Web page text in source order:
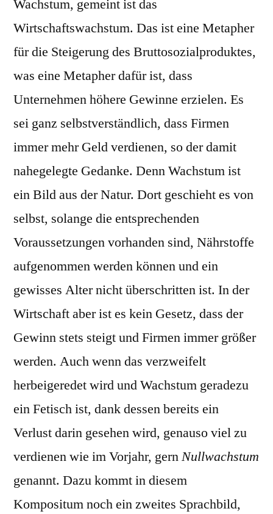
Wachstum, gemeint ist das
Wirtschaftswachstum. Das ist eine Metapher
für die Steigerung des Bruttosozialproduktes,
was eine Metapher dafür ist, dass
Unternehmen höhere Gewinne erzielen. Es
sei ganz selbstverständlich, dass Firmen
immer mehr Geld verdienen, so der damit
nahegelegte Gedanke. Denn Wachstum ist
ein Bild aus der Natur. Dort geschieht es von
selbst, solange die entsprechenden
Voraussetzungen vorhanden sind, Nährstoffe
aufgenommen werden können und ein
gewisses Alter nicht überschritten ist. In der
Wirtschaft aber ist es kein Gesetz, dass der
Gewinn stets steigt und Firmen immer größer
werden. Auch wenn das verzweifelt
herbeigeredet wird und Wachstum geradezu
ein Fetisch ist, dank dessen bereits ein
Verlust darin gesehen wird, genauso viel zu
verdienen wie im Vorjahr, gernNullwachstum
genannt. Dazu kommt in diesem
Kompositum noch ein zweites Sprachbild,